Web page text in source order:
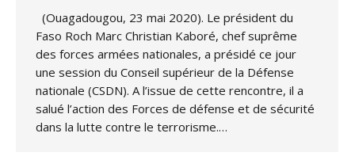
(Ouagadougou, 23 mai 2020). Le président du
Faso Roch Marc Christian Kaboré, chef suprême
des forces armées nationales, a présidé ce jour
une session du Conseil supérieur de la Défense
nationale (CSDN). A l’issue de cette rencontre, il a
salué l’action des Forces de défense et de sécurité
dans la lutte contre le terrorisme.…